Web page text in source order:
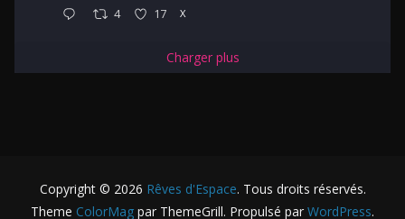
4 17 X
Charger plus
Copyright © 2026 Rêves d'Espace. Tous droits réservés.
Theme ColorMag par ThemeGrill. Propulsé par WordPress.